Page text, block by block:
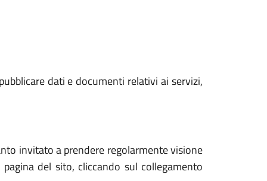
dati e documenti relativi ai servizi,
invitato a prendere regolarmente visione
del sito, cliccando sul collegamento